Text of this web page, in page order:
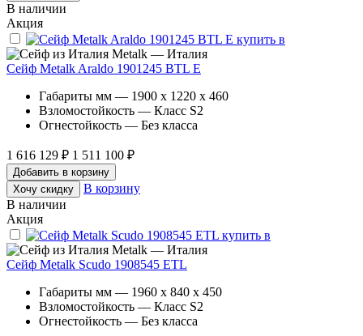
В наличии
Акция
Metalk — Италия
Сейф Metalk Araldo 1901245 BTL E
Габариты мм — 1900 x 1220 x 460
Взломостойкость — Класс S2
Огнестойкость — Без класса
1 616 129 ₽ 1 511 100 ₽
Добавить в корзину
Хочу скидку
В корзину
В наличии
Акция
Metalk — Италия
Сейф Metalk Scudo 1908545 ETL
Габариты мм — 1960 x 840 x 450
Взломостойкость — Класс S2
Огнестойкость — Без класса